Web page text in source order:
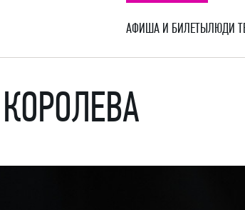
оперы и балета
АФИША И БИЛЕТЫЛЮДИ